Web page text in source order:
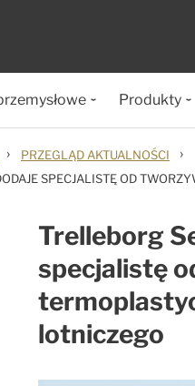
Produkty
› PRZEGLĄD AKTUALNOŚCI ›
SPECJALISTĘ OD
Trelleborg
specjalistę
lotniczego